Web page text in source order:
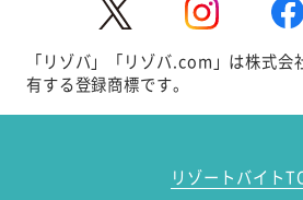
「リゾバ」「リゾバ.com」は株式
有する登録商標です。
リゾートバイト